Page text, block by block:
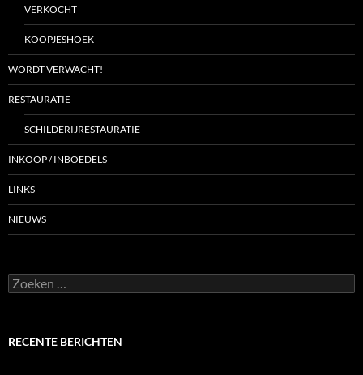
VERKOCHT
KOOPJESHOEK
WORDT VERWACHT!
RESTAURATIE
SCHILDERIJRESTAURATIE
INKOOP / INBOEDELS
LINKS
NIEUWS
Zoeken
naar:
RECENTE BERICHTEN